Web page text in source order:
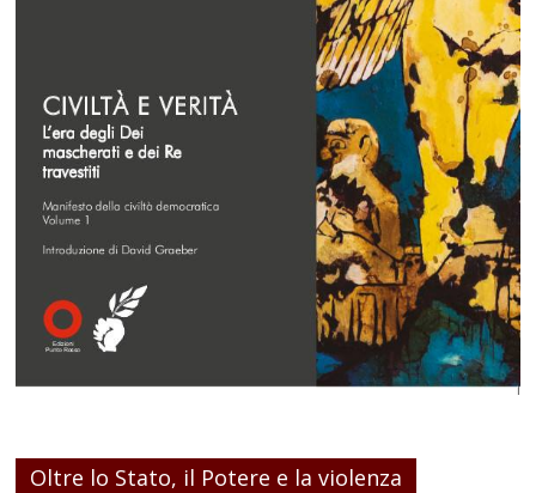
Oltre lo Stato, il Potere e la violenza